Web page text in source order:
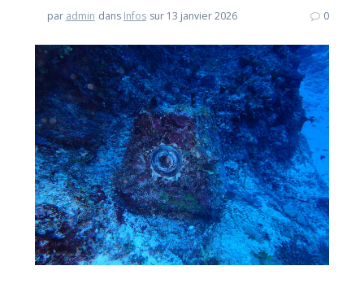
par admin dans Infos sur 13 janvier 2026 0